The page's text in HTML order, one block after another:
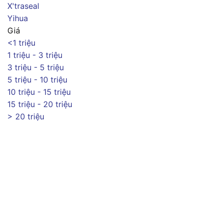
X'traseal
Yihua
Giá
<1 triệu
1 triệu - 3 triệu
3 triệu - 5 triệu
5 triệu - 10 triệu
10 triệu - 15 triệu
15 triệu - 20 triệu
> 20 triệu